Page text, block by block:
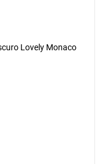
Lovely Monaco